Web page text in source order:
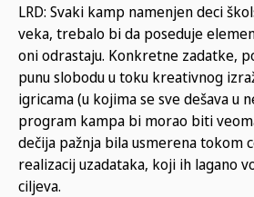
LRD: Svaki kamp namenjen deci
veka, trebalo bi da poseduje
oni odrastaju. Konkretne zadatke,
punu slobodu u toku kreativnog
igricama (u kojima se sve dešava u
program kampa bi morao biti
dečija pažnja bila usmerena tokom
realizacij uzadataka, koji ih lagano
ciljeva.